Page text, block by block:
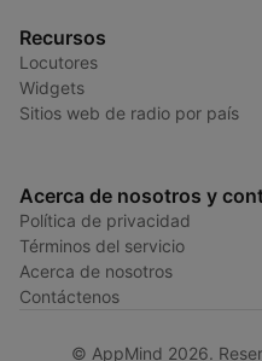
Recursos
Locutores
Widgets
Sitios web de radio por país
Acerca de nosotros y
Política de privacidad
Términos del servicio
Acerca de nosotros
Contáctenos
© AppMind 2026.